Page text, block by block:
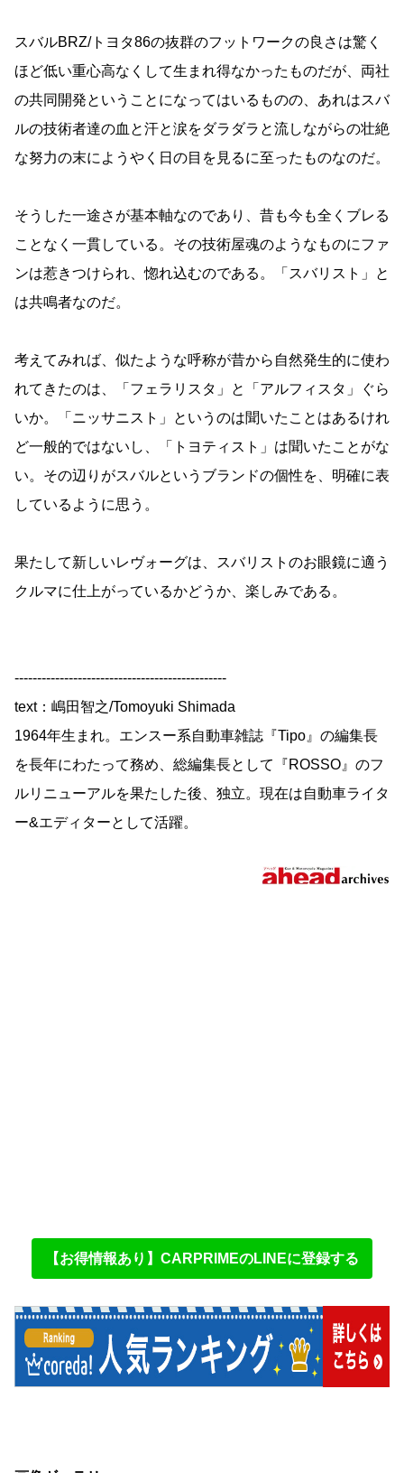
スバルBRZ/トヨタ86の抜群のフットワークの良さは驚く
ほど低い重心高なくして生まれ得なかったものだが、両社
の共同開発ということになってはいるものの、あれはスバ
ルの技術者達の血と汗と涙をダラダラと流しながらの壮絶
な努力の末にようやく日の目を見るに至ったものなのだ。
そうした一途さが基本軸なのであり、昔も今も全くブレる
ことなく一貫している。その技術屋魂のようなものにファ
ンは惹きつけられ、惚れ込むのである。「スバリスト」と
は共鳴者なのだ。
考えてみれば、似たような呼称が昔から自然発生的に使わ
れてきたのは、「フェラリスタ」と「アルフィスタ」ぐら
いか。「ニッサニスト」というのは聞いたことはあるけれ
ど一般的ではないし、「トヨティスト」は聞いたことがな
い。その辺りがスバルというブランドの個性を、明確に表
しているように思う。
果たして新しいレヴォーグは、スバリストのお眼鏡に適う
クルマに仕上がっているかどうか、楽しみである。
-----------------------------------------------
text：嶋田智之/Tomoyuki Shimada
1964年生まれ。エンスー系自動車雑誌『Tipo』の編集長
を長年にわたって務め、総編集長として『ROSSO』のフ
ルリニューアルを果たした後、独立。現在は自動車ライタ
ー&エディターとして活躍。
【お得情報あり】CARPRIMEのLINEに登録する